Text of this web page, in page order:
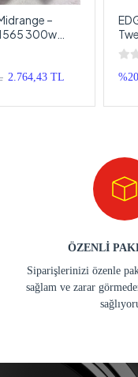
–
300w
- Kurşun
2.764,43 TL %20
ÖZENLİ
Siparişlerinizi özenle
sağlam ve zarar